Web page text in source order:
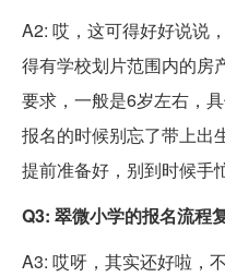
A2: 哎，这可得好好说说
得有学校划片范围内的房
要求，一般是6岁左右，
报名的时候别忘了带上出
提前准备好，别到时候手
Q3: 翠微小学的报名流程
A3: 哎呀，其实还好啦，